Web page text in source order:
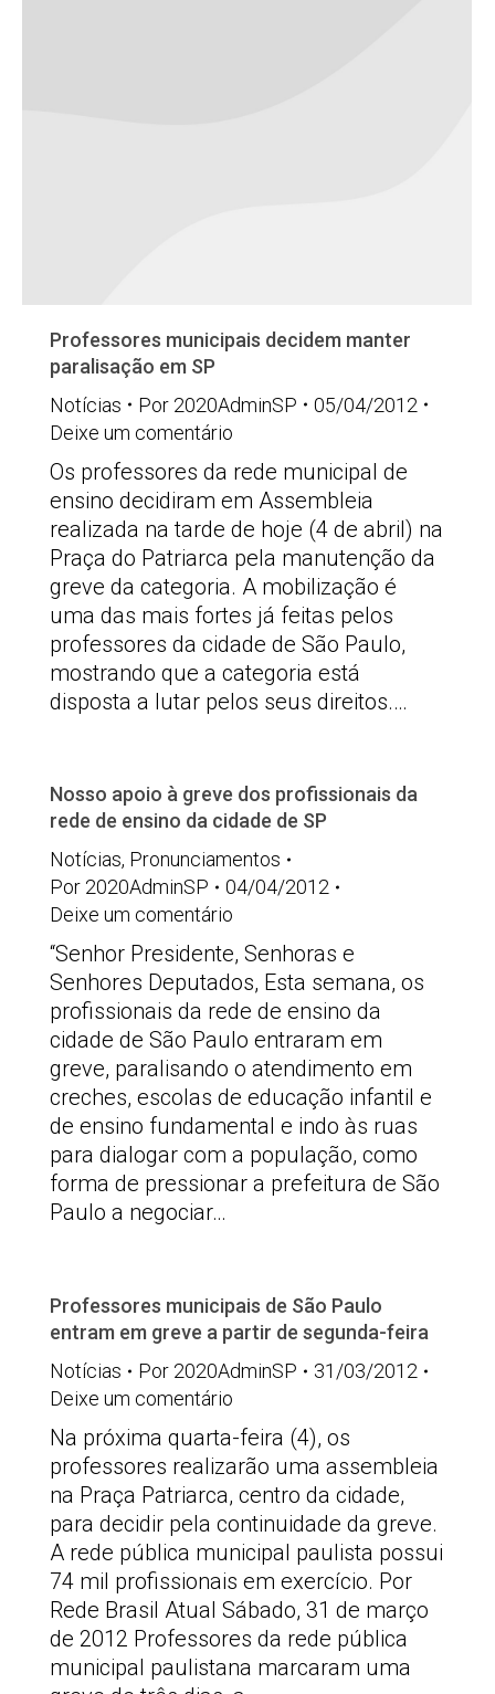
Professores municipais decidem manter
paralisação em SP
Notícias
Por 2020AdminSP
05/04/2012
Deixe um comentário
Os professores da rede municipal de
ensino decidiram em Assembleia
realizada na tarde de hoje (4 de abril) na
Praça do Patriarca pela manutenção da
greve da categoria. A mobilização é
uma das mais fortes já feitas pelos
professores da cidade de São Paulo,
mostrando que a categoria está
disposta a lutar pelos seus direitos.…
Nosso apoio à greve dos profissionais da
rede de ensino da cidade de SP
Notícias, Pronunciamentos
Por 2020AdminSP
04/04/2012
Deixe um comentário
“Senhor Presidente, Senhoras e
Senhores Deputados, Esta semana, os
profissionais da rede de ensino da
cidade de São Paulo entraram em
greve, paralisando o atendimento em
creches, escolas de educação infantil e
de ensino fundamental e indo às ruas
para dialogar com a população, como
forma de pressionar a prefeitura de São
Paulo a negociar…
Professores municipais de São Paulo
entram em greve a partir de segunda-feira
Notícias
Por 2020AdminSP
31/03/2012
Deixe um comentário
Na próxima quarta-feira (4), os
professores realizarão uma assembleia
na Praça Patriarca, centro da cidade,
para decidir pela continuidade da greve.
A rede pública municipal paulista possui
74 mil profissionais em exercício. Por
Rede Brasil Atual Sábado, 31 de março
de 2012 Professores da rede pública
municipal paulistana marcaram uma